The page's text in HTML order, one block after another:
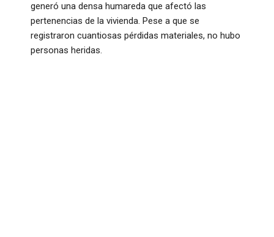
generó una densa humareda que afectó las
pertenencias de la vivienda. Pese a que se
registraron cuantiosas pérdidas materiales, no hubo
personas heridas.